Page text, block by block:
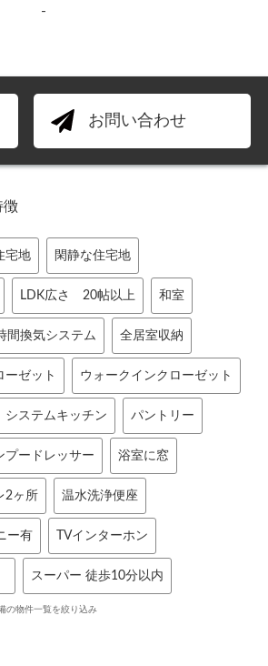
-
お問い合わせ
徴
宅地 閑静な住宅地
LDK広さ 20帖以上 和室
間換気システム 全居室収納
ーゼット ウォークインクローゼット
システムキッチン パントリー
プードレッサー 浴室に窓
2ヶ所 温水洗浄便座
ー有 TVインターホン
スーパー 徒歩10分以内
の物件一覧を絞り込み